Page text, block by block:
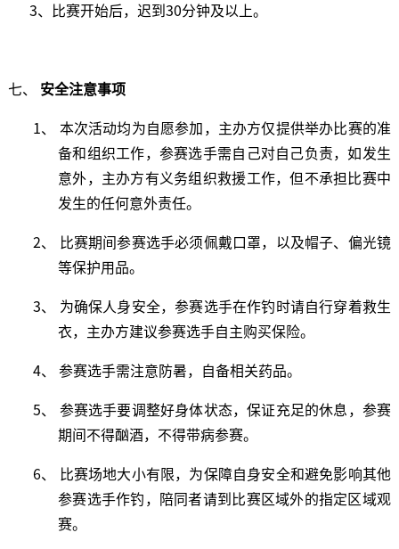
3、比赛开始后，迟到30分钟及以上。
七、 安全注意事项
1、 本次活动均为自愿参加，主办方仅提供举办比赛的准
备和组织工作，参赛选手需自己对自己负责，如发生
意外，主办方有义务组织救援工作，但不承担比赛中
发生的任何意外责任。
2、 比赛期间参赛选手必须佩戴口罩，以及帽子、偏光镜
等保护用品。
3、 为确保人身安全，参赛选手在作钓时请自行穿着救生
衣，主办方建议参赛选手自主购买保险。
4、 参赛选手需注意防暑，自备相关药品。
5、 参赛选手要调整好身体状态，保证充足的休息，参赛
期间不得酗酒，不得带病参赛。
6、 比赛场地大小有限，为保障自身安全和避免影响其他
参赛选手作钓，陪同者请到比赛区域外的指定区域观
赛。